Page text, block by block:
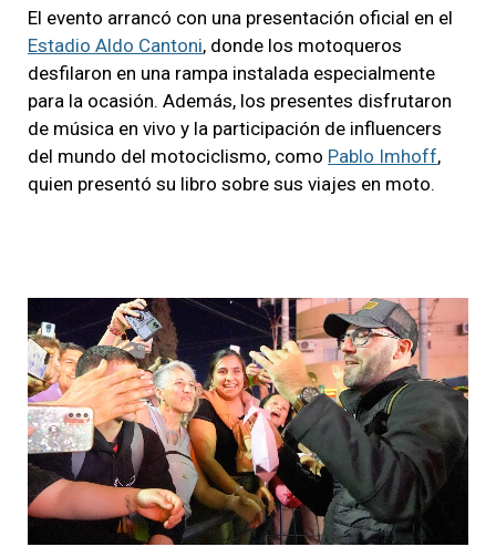
El evento arrancó con una presentación oficial en el
Estadio Aldo Cantoni, donde los motoqueros
desfilaron en una rampa instalada especialmente
para la ocasión. Además, los presentes disfrutaron
de música en vivo y la participación de influencers
del mundo del motociclismo, como Pablo Imhoff,
quien presentó su libro sobre sus viajes en moto.